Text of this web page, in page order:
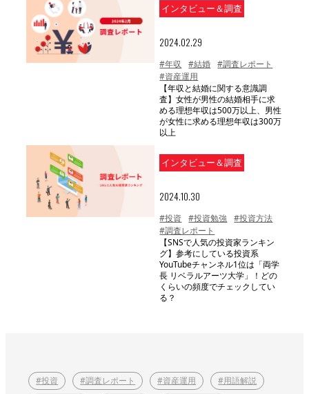
インタビュー＆調査
2024.02.29
#年収 #結婚
#調査レポート
#資産運用
【年収と結婚に関する意識調
査】女性が男性の結婚相手に求
める理想年収は500万以上、男性
が女性に求める理想年収は300万
以上
インタビュー＆調査
2024.10.30
#投資 #投資勉強
#投資方法
#調査レポート
【SNSで人気の投資家ランキン
グ】参考にしている投資系
YouTubeチャンネル1位は「両学
長 リベラルアーツ大学」！どの
くらいの頻度でチェックしてい
る？
#投資 #調査レポート #資産運用
#用語解説